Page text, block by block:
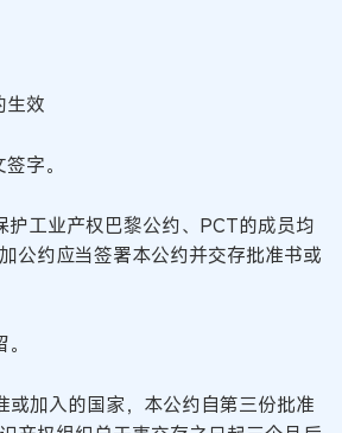
生效
字。
护工业产权巴黎公约、PCT的成员均
公约应当签署本公约并交存批准书或
或加入的国家，本公约自第三份批准